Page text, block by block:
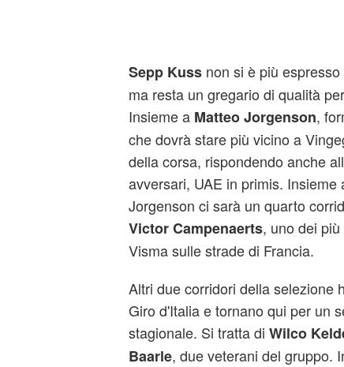
Sepp Kussnon si è più espresso
ma resta un gregario di qualità
Insieme a Matteo Jorgenson,
che dovrà stare più vicino a
della corsa, rispondendo anche
avversari, UAE in primis. Insieme
Jorgenson ci sarà un quarto
Victor Campenaerts, uno dei
Visma sulle strade di Francia.
Altri due corridori della selezione
Giro d'Italia e tornano qui per un
stagionale. Si tratta di Wilco
Baarle, due veterani del gruppo.